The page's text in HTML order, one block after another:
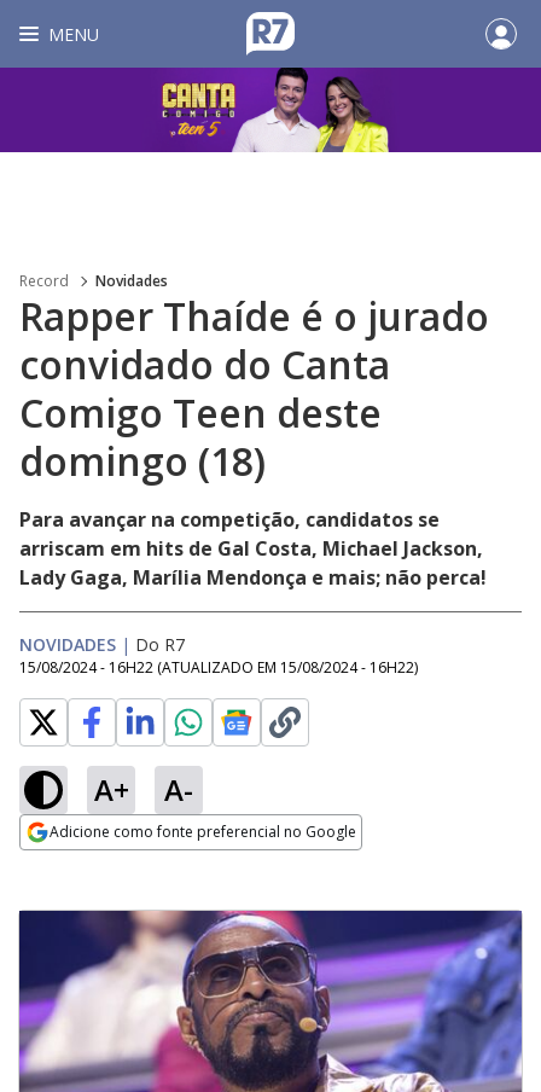
MENU
Record Novidades
Rapper Thaíde é o jurado
convidado do Canta
Comigo Teen deste
domingo (18)
Para avançar na competição, candidatos se
arriscam em hits de Gal Costa, Michael Jackson,
Lady Gaga, Marília Mendonça e mais; não perca!
NOVIDADES | Do R7
15/08/2024 - 16H22 (ATUALIZADO EM 15/08/2024 - 16H22)
A+ A-
Adicione como fonte preferencial no Google